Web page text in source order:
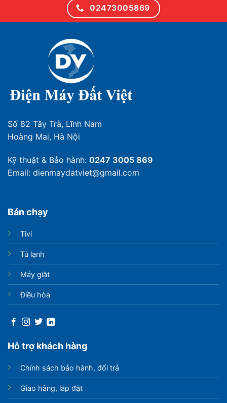
02473005869
Số 82 Tây Trà, Lĩnh Nam
Hoàng Mai, Hà Nội
Kỹ thuật & Bảo hành: 0247 3005 869
Email: dienmaydatviet@gmail.com
Bán chạy
Tivi
Tủ lạnh
Máy giặt
Điều hòa
Hỗ trợ khách hàng
Chính sách bảo hành, đổi trả
Giao hàng, lắp đặt